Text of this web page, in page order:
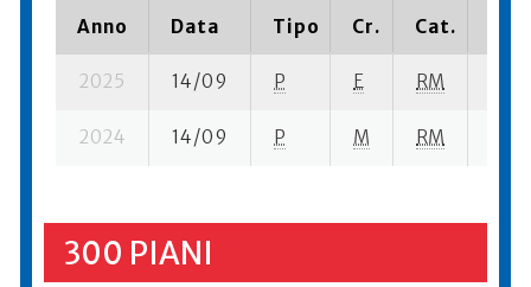
Anno Data Tipo Cr. Cat.
2025 14/09 P E RM
2024 14/09 P M RM
300 PIANI